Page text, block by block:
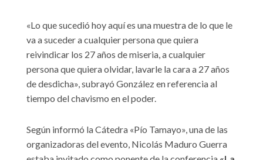
«Lo que sucedió hoy aquí es una muestra de lo que le
va a suceder a cualquier persona que quiera
reivindicar los 27 años de miseria, a cualquier
persona que quiera olvidar, lavarle la cara a 27 años
de desdicha», subrayó González en referencia al
tiempo del chavismo en el poder.
Según informó la Cátedra «Pío Tamayo», una de las
organizadoras del evento, Nicolás Maduro Guerra